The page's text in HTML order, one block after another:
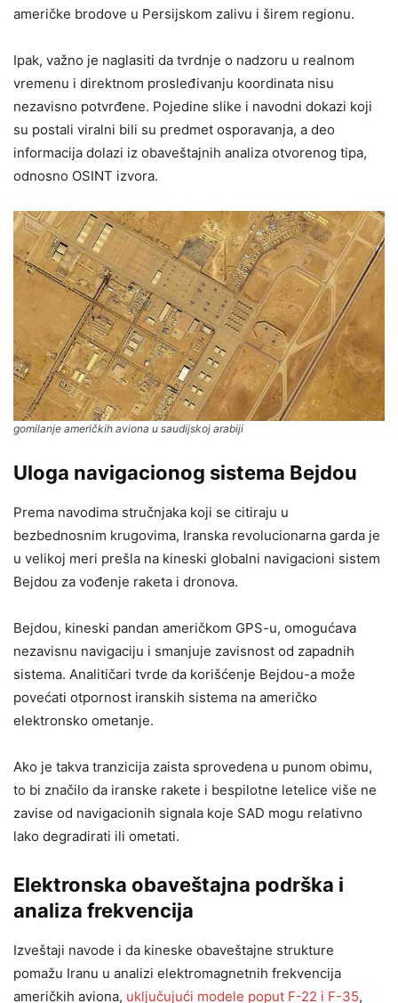
američke brodove u Persijskom zalivu i širem regionu.
Ipak, važno je naglasiti da tvrdnje o nadzoru u realnom
vremenu i direktnom prosleđivanju koordinata nisu
nezavisno potvrđene. Pojedine slike i navodni dokazi koji
su postali viralni bili su predmet osporavanja, a deo
informacija dolazi iz obaveštajnih analiza otvorenog tipa,
odnosno OSINT izvora.
gomilanje američkih aviona u saudijskoj arabiji
Uloga navigacionog sistema Bejdou
Prema navodima stručnjaka koji se citiraju u
bezbednosnim krugovima, Iranska revolucionarna garda je
u velikoj meri prešla na kineski globalni navigacioni sistem
Bejdou za vođenje raketa i dronova.
Bejdou, kineski pandan američkom GPS-u, omogućava
nezavisnu navigaciju i smanjuje zavisnost od zapadnih
sistema. Analitičari tvrde da korišćenje Bejdou-a može
povećati otpornost iranskih sistema na američko
elektronsko ometanje.
Ako je takva tranzicija zaista sprovedena u punom obimu,
to bi značilo da iranske rakete i bespilotne letelice više ne
zavise od navigacionih signala koje SAD mogu relativno
lako degradirati ili ometati.
Elektronska obaveštajna podrška i
analiza frekvencija
Izveštaji navode i da kineske obaveštajne strukture
pomažu Iranu u analizi elektromagnetnih frekvencija
američkih aviona, uključujući modele poput F-22 i F-35,